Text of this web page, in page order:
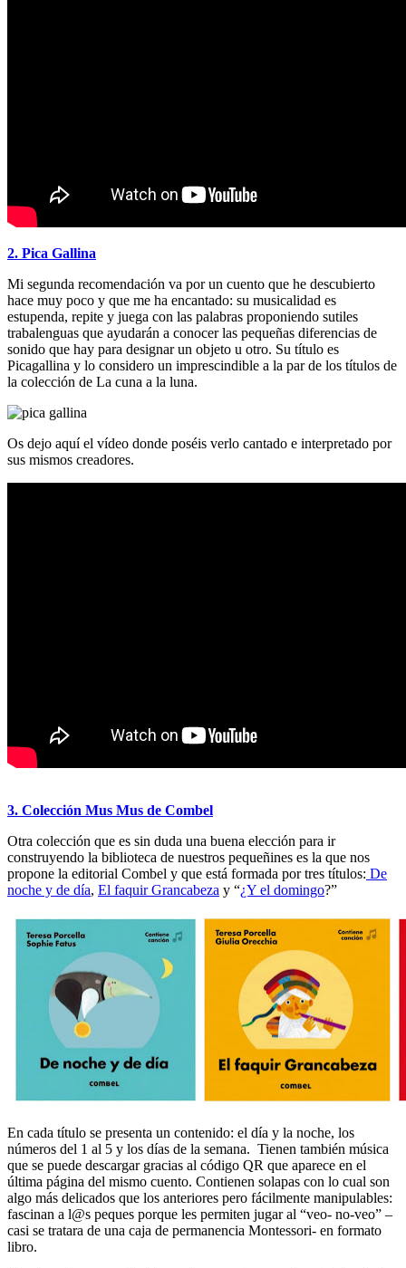
2. Pica Gallina
Mi segunda recomendación va por un cuento que he descubierto
hace muy poco y que me ha encantado: su musicalidad es
estupenda, repite y juega con las palabras proponiendo sutiles
trabalenguas que ayudarán a conocer las pequeñas diferencias de
sonido que hay para designar un objeto u otro. Su título es
Picagallina y lo considero un imprescindible a la par de los títulos de
la colección de La cuna a la luna.
Os dejo aquí el vídeo donde poséis verlo cantado e interpretado por
sus mismos creadores.
3. Colección Mus Mus de Combel
Otra colección que es sin duda una buena elección para ir
construyendo la biblioteca de nuestros pequeñines es la que nos
propone la editorial Combel y que está formada por tres títulos: De
noche y de día, El faquir Grancabeza y “¿Y el domingo?”
En cada título se presenta un contenido: el día y la noche, los
números del 1 al 5 y los días de la semana. Tienen también música
que se puede descargar gracias al código QR que aparece en el
última página del mismo cuento. Contienen solapas con lo cual son
algo más delicados que los anteriores pero fácilmente manipulables:
fascinan a l@s peques porque les permiten jugar al “veo- no-veo” –
casi se tratara de una caja de permanencia Montessori- en formato
libro.